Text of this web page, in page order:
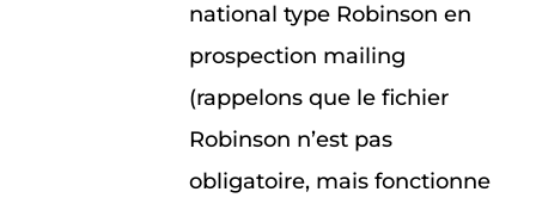
national type Robinson en
prospection mailing
(rappelons que le fichier
Robinson n’est pas
obligatoire, mais fonctionne